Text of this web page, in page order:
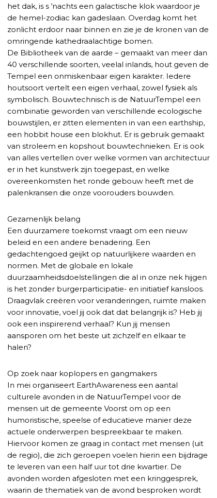
het dak, is s ’nachts een galactische klok waardoor je
de hemel-zodiac kan gadeslaan. Overdag komt het
zonlicht erdoor naar binnen en zie je de kronen van de
omringende kathedraalachtige bomen.
De Bibliotheek van de aarde – gemaakt van meer dan
40 verschillende soorten, veelal inlands, hout geven de
Tempel een onmiskenbaar eigen karakter. Iedere
houtsoort vertelt een eigen verhaal, zowel fysiek als
symbolisch. Bouwtechnisch is de NatuurTempel een
combinatie geworden van verschillende ecologische
bouwstijlen, er zitten elementen in van een earthship,
een hobbit house een blokhut. Er is gebruik gemaakt
van stroleem en kopshout bouwtechnieken. Er is ook
van alles vertellen over welke vormen van architectuur
er in het kunstwerk zijn toegepast, en welke
overeenkomsten het ronde gebouw heeft met de
palenkransen die onze voorouders bouwden.
Gezamenlijk belang
Een duurzamere toekomst vraagt om een nieuw
beleid en een andere benadering. Een
gedachtengoed geijkt op natuurlijkere waarden en
normen. Met de globale en lokale
duurzaamheidsdoelstellingen die al in onze nek hijgen
is het zonder burgerparticipatie- en initiatief kansloos.
Draagvlak creëren voor veranderingen, ruimte maken
voor innovatie, voel jij ook dat dat belangrijk is? Heb jij
ook een inspirerend verhaal? Kun jij mensen
aansporen om het beste uit zichzelf en elkaar te
halen?
Op zoek naar koplopers en gangmakers
In mei organiseert EarthAwareness een aantal
culturele avonden in de NatuurTempel voor de
mensen uit de gemeente Voorst om op een
humoristische, speelse of educatieve manier deze
actuele onderwerpen bespreekbaar te maken.
Hiervoor komen ze graag in contact met mensen (uit
de regio), die zich geroepen voelen hierin een bijdrage
te leveren van een half uur tot drie kwartier. De
avonden worden afgesloten met een kringgesprek,
waarin de thematiek van de avond besproken wordt